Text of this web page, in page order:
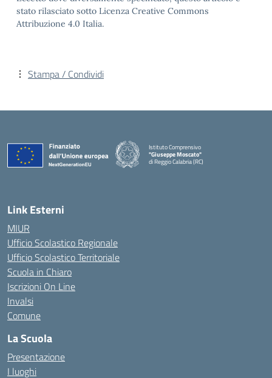
stato rilasciato sotto Licenza Creative Commons
Attribuzione 4.0 Italia.
Stampa / Condividi
Istituto Comprensivo
"Giuseppe Moscato"
di Reggio Calabria (RC)
— Visita la pagina iniziale della scuola
Link Esterni
MIUR
Ufficio Scolastico Regionale
Ufficio Scolastico Territoriale
Scuola in Chiaro
Iscrizioni On Line
Invalsi
Comune
La Scuola
Presentazione
I luoghi